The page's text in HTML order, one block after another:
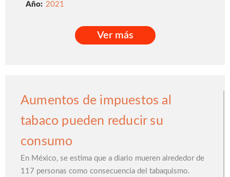
2021
Ver más
Aumentos de impuestos al
tabaco pueden reducir su
consumo
En México, se estima que a diario mueren alrededor de
117 personas como consecuencia del tabaquismo.